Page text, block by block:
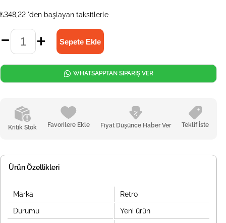
₺348,22 'den başlayan taksitlerle
Kritik Stok Favorilere Ekle Fiyat Düşünce Haber Ver Teklif İste
WHATSAPPTAN SİPARİŞ VER
Ürün Özellikleri
Marka Retro
Durumu Yeni ürün